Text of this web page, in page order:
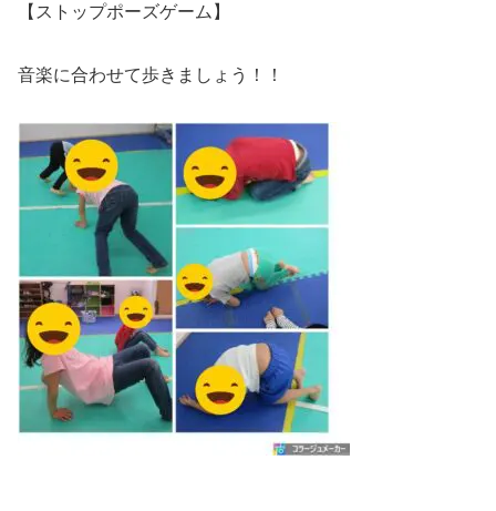
【ストップポーズゲーム】
音楽に合わせて歩きましょう！！